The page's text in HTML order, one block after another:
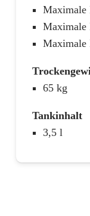
Maximale
Maximale
Maximale
65 kg
Tankinhalt
3,5 l